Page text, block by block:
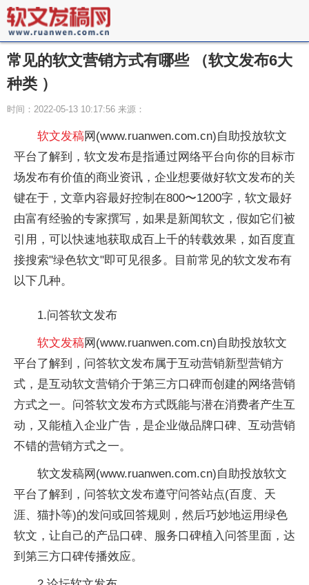
常见的软文营销方式有哪些 （软文发布6大
种类 ）
时间：2022-05-13 10:17:56 来源：
软文发稿网(www.ruanwen.com.cn)自助投放软文
平台了解到，软文发布是指通过网络平台向你的目标市
场发布有价值的商业资讯，企业想要做好软文发布的关
键在于，文章内容最好控制在800〜1200字，软文最好
由富有经验的专家撰写，如果是新闻软文，假如它们被
引用，可以快速地获取成百上千的转载效果，如百度直
接搜索"绿色软文"即可见很多。目前常见的软文发布有
以下几种。
1.问答软文发布
软文发稿网(www.ruanwen.com.cn)自助投放软文
平台了解到，问答软文发布属于互动营销新型营销方
式，是互动软文营销介于第三方口碑而创建的网络营销
方式之一。问答软文发布方式既能与潜在消费者产生互
动，又能植入企业广告，是企业做品牌口碑、互动营销
不错的营销方式之一。
软文发稿网(www.ruanwen.com.cn)自助投放软文
平台了解到，问答软文发布遵守问答站点(百度、天
涯、猫扑等)的发问或回答规则，然后巧妙地运用绿色
软文，让自己的产品口碑、服务口碑植入问答里面，达
到第三方口碑传播效应。